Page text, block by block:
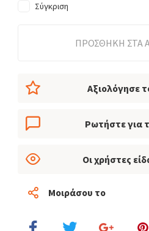
Αξιολόγησε
Ρωτήστε για
Οι χρήστες
Μοιράσου το
Σύγκριση
ΠΡΟΣΘΉΚΗ ΣΤΑ